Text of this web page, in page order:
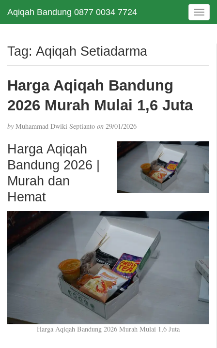
Aqiqah Bandung 0877 0034 7724
T
o
e
t
Tag: Aqiqah Setiadarma
Harga Aqiqah Bandung
2026 Murah Mulai 1,6 Juta
by Muhammad Dwiki Septianto on 29/01/2026
Harga Aqiqah
Bandung 2026 |
Murah dan
Hemat
Harga Aqiqah Bandung 2026 Murah Mulai 1,6 Juta